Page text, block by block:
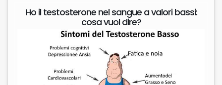
Ho il testosterone nel sangue a valori bassi:
cosa vuol dire?